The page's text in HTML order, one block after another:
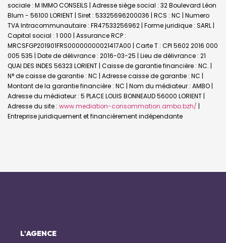
sociale : M IMMO CONSEILS | Adresse siège social : 32 Boulevard Léon
Blum - 56100 LORIENT | Siret : 53325696200036 | RCS : NC | Numero
TVA Intracommunautaire : FR47533256962 | Forme juridique : SARL |
Capital social : 1 000 | Assurance RCP :
MRCSFGP201901FRS00000000021417A00 | Carte T : CPI 5602 2016 000
005 535 | Date de délivrance : 2016-03-25 | Lieu de délivrance : 21
QUAI DES INDES 56323 LORIENT | Caisse de garantie financière : NC. |
N° de caisse de garantie : NC | Adresse caisse de garantie : NC |
Montant de la garantie financière : NC | Nom du médiateur : AMBO |
Adresse du médiateur : 5 PLACE LOUIS BONNEAUD 56000 LORIENT |
Adresse du site : www.mediation-consommation.ambo.bzh/ |
Entreprise juridiquement et financièrement indépendante
L'AGENCE